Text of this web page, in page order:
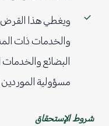
البضائع والخدمات
مسؤولية
شروط الإستحقاق